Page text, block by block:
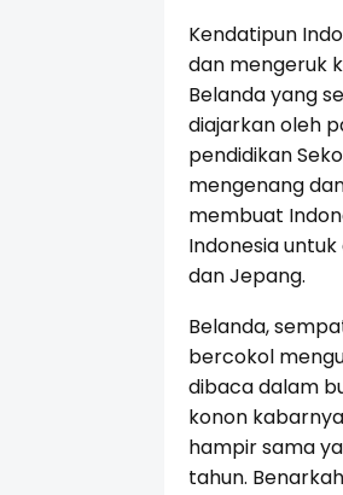
Kendatipun
dan mengeruk
Belanda yang
diajarkan oleh
pendidikan
mengenang
membuat
Indonesia
dan Jepang.
Belanda,
bercokol
dibaca dalam
konon
hampir sama
tahun.